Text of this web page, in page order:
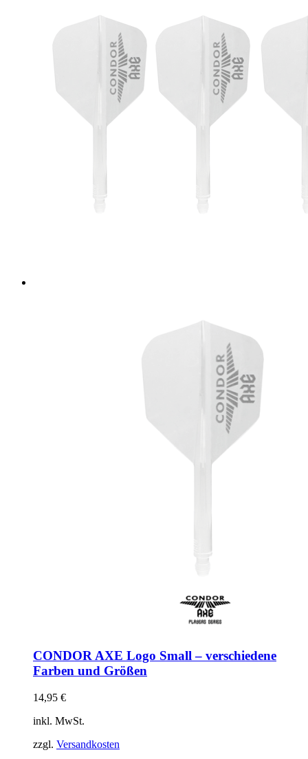
CONDOR AXE Logo Small – verschiedene
Farben und Größen
14,95 €
inkl. MwSt.
zzgl. Versandkosten